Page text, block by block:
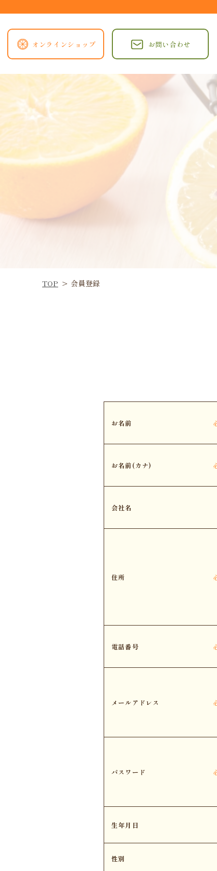
オンラインショップ お問い合わせ
TOP > 会員登録
お名前
お名前(カナ)
会社名
住所
電話番号
メールアドレス
パスワード
生年月日
性別